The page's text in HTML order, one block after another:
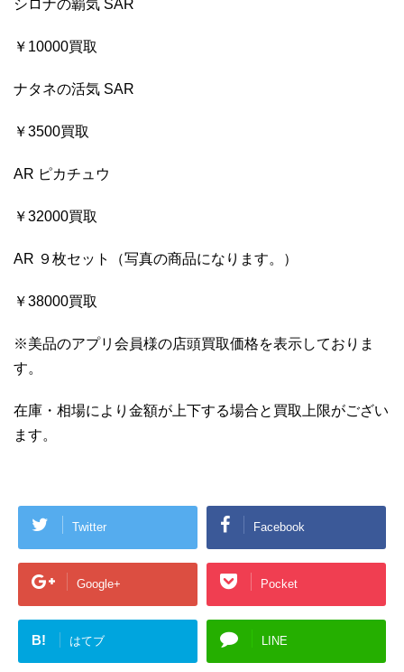
シロナの覇気 SAR
￥10000買取
ナタネの活気 SAR
￥3500買取
AR ピカチュウ
￥32000買取
AR ９枚セット（写真の商品になります。）
￥38000買取
※美品のアプリ会員様の店頭買取価格を表示しておりま
す。
在庫・相場により金額が上下する場合と買取上限がござい
ます。
Twitter Facebook
Google+ Pocket
B! はてブ LINE